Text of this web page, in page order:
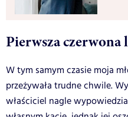
Pierwsza czerwona
W tym samym czasie moja
przeżywała trudne chwile.
właściciel nagle